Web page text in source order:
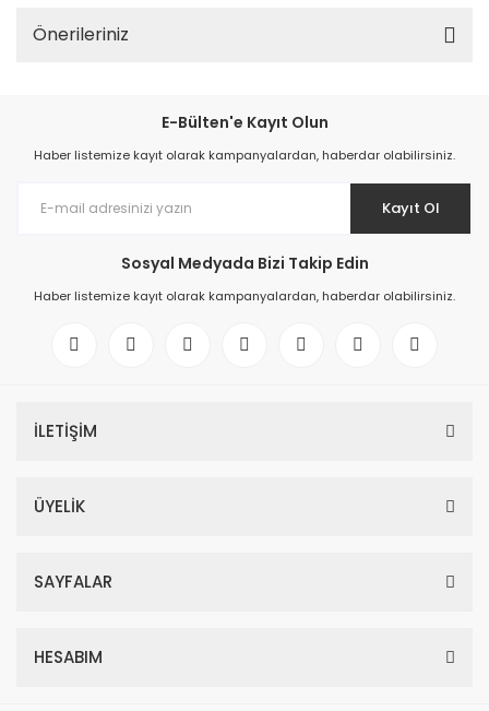
Önerileriniz
E-Bülten'e Kayıt Olun
Haber listemize kayıt olarak kampanyalardan, haberdar olabilirsiniz.
Kayıt Ol
Sosyal Medyada Bizi Takip Edin
Haber listemize kayıt olarak kampanyalardan, haberdar olabilirsiniz.
İLETİŞİM
ÜYELİK
SAYFALAR
HESABIM